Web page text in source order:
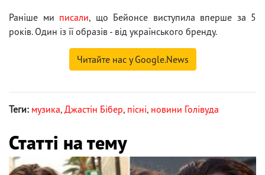
Раніше ми писали, що Бейонсе виступила вперше за 5
років. Один із її образів - від українського бренду.
Читайте нас у Google.News
Теги: музика, Джастін Бібер, пісні, новини Голівуда
Статті на тему